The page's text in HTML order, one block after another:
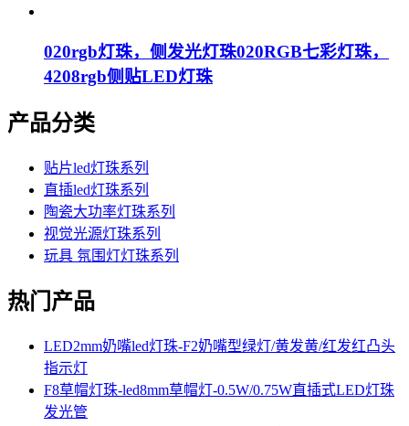
020rgb灯珠，侧发光灯珠020RGB七彩灯珠，
4208rgb侧贴LED灯珠
产品分类
贴片led灯珠系列
直插led灯珠系列
陶瓷大功率灯珠系列
视觉光源灯珠系列
玩具 氛围灯灯珠系列
热门产品
LED2mm奶嘴led灯珠-F2奶嘴型绿灯/黄发黄/红发红凸头
指示灯
F8草帽灯珠-led8mm草帽灯-0.5W/0.75W直插式LED灯珠
发光管